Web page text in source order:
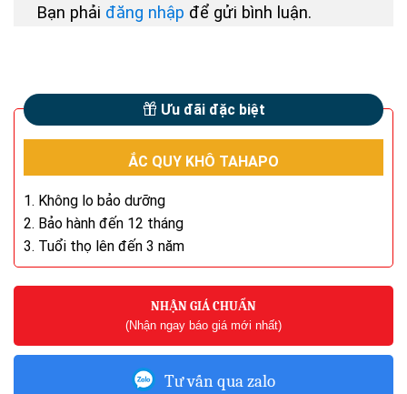
Bạn phải đăng nhập để gửi bình luận.
Ưu đãi đặc biệt
ẮC QUY KHÔ TAHAPO
1. Không lo bảo dưỡng
2. Bảo hành đến 12 tháng
3. Tuổi thọ lên đến 3 năm
NHẬN GIÁ CHUẨN
(Nhận ngay báo giá mới nhất)
Tư vấn qua zalo